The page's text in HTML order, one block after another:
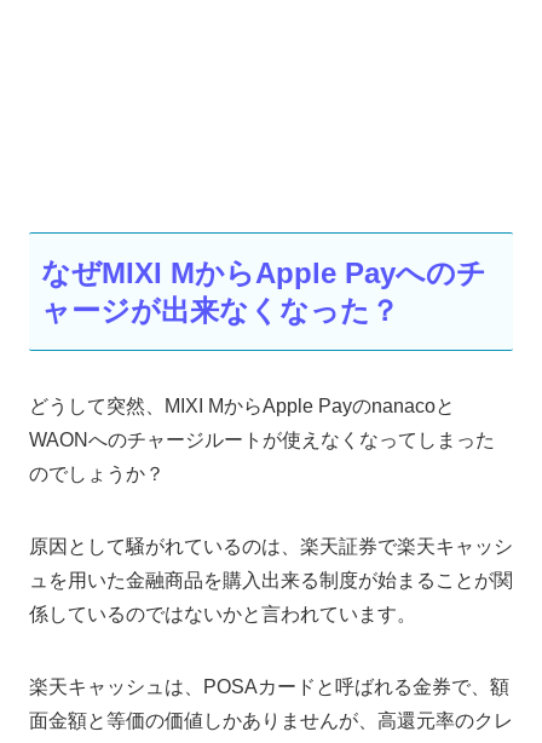
なぜMIXI MからApple Payへのチ
ャージが出来なくなった？
どうして突然、MIXI MからApple Payのnanacoと
WAONへのチャージルートが使えなくなってしまった
のでしょうか？
原因として騒がれているのは、楽天証券で楽天キャッシ
ュを用いた金融商品を購入出来る制度が始まることが関
係しているのではないかと言われています。
楽天キャッシュは、POSAカードと呼ばれる金券で、額
面金額と等価の価値しかありませんが、高還元率のクレ